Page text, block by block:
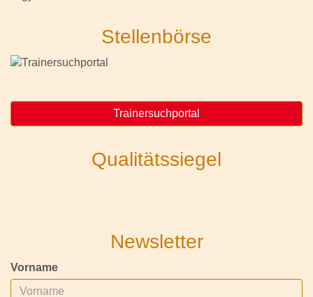
Stellenbörse
Trainersuchportal
Qualitätssiegel
Newsletter
Vorname